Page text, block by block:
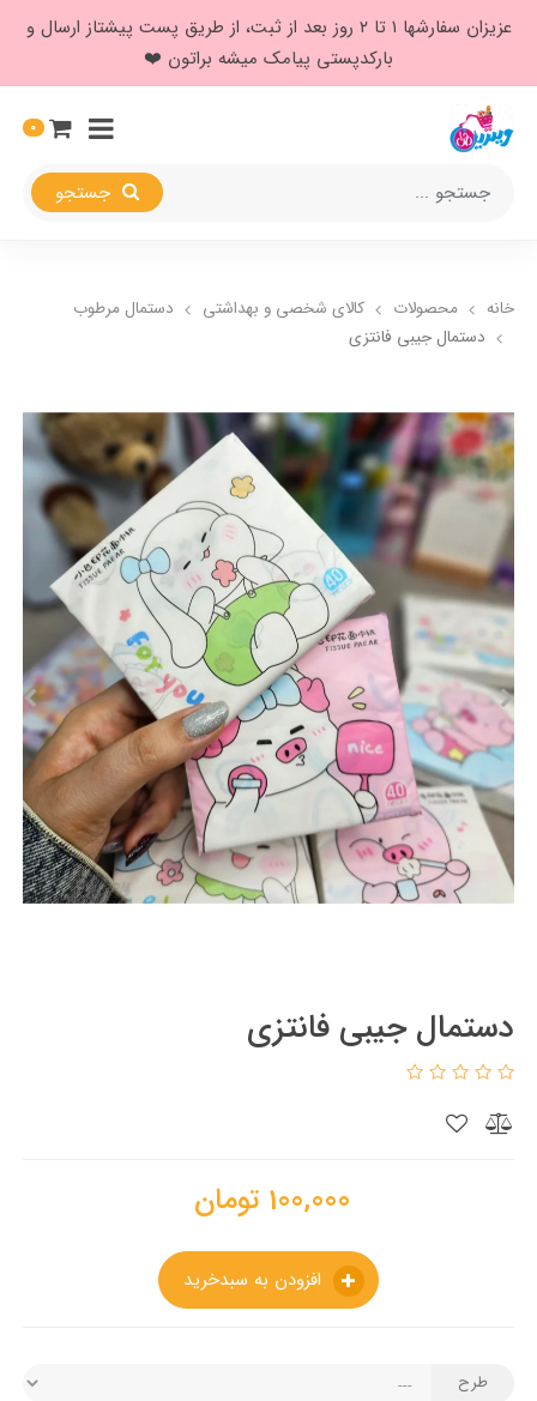
عزیزان سفارشها ۱ تا ۲ روز بعد از ثبت، از طریق پست پیشتاز ارسال و
بارکدپستی پیامک میشه براتون ❤️
0
خانه محصولات کالای شخصی و بهداشتی
دستمال مرطوب
دستمال جیبی فانتزی
دستمال جیبی فانتزی
100,000 تومان
طرح